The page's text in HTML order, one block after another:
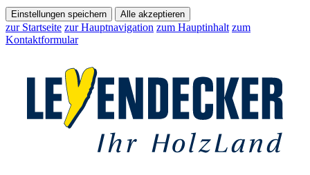
Einstellungen speichern Alle akzeptieren
zur Startseite zur Hauptnavigation zum Hauptinhalt zum
Kontaktformular